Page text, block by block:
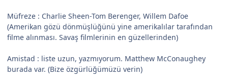
Müfreze : Charlie Sheen-Tom Berenger, Willem Dafoe
(Amerikan gözü dönmüşlüğünü yine amerikalılar tarafından
filme alınması. Savaş filmlerinin en güzellerinden)
Amistad : liste uzun, yazmıyorum. Matthew McConaughey
burada var. (Bize özgürlüğümüzü verin)